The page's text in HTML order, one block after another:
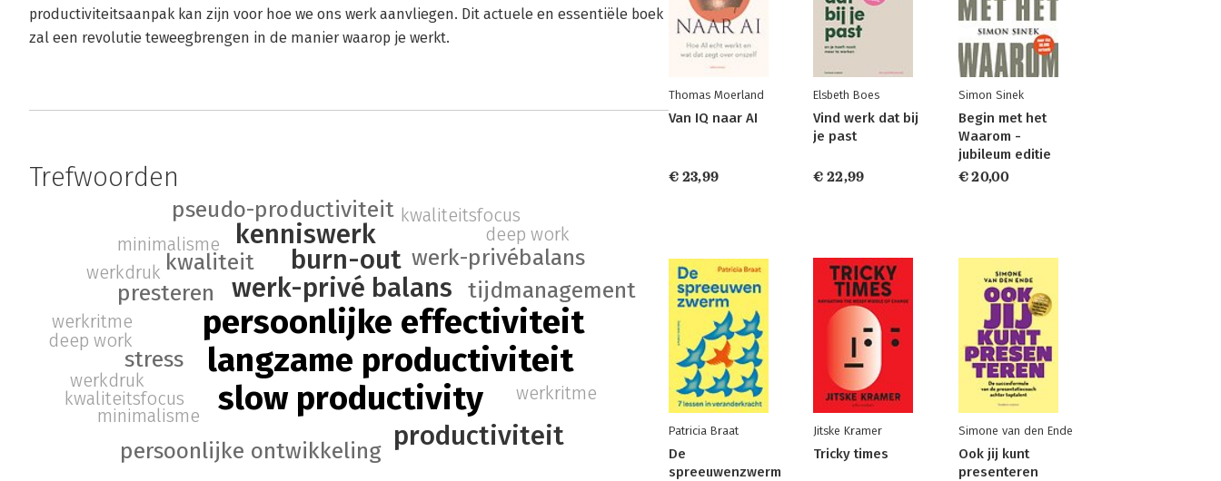
productiviteitsaanpak kan zijn voor hoe we ons werk aanvliegen. Dit actuele en essentiële boek
zal een revolutie teweegbrengen in de manier waarop je werkt.
Trefwoorden
persoonlijke effectiviteit
langzame productiviteit
slow productivity
werk-privé balans
burn-out
kenniswerk
productiviteit
persoonlijke ontwikkeling
stress
werk-privébalans
presteren
pseudo-productiviteit
kwaliteit
tijdmanagement
werkritme
minimalisme
kwaliteitsfocus
werkdruk
deep work
werkritme
minimalisme
kwaliteitsfocus
werkdruk
deep work
Thomas Moerland
Van IQ naar AI
€ 23,99
Elsbeth Boes
Vind werk dat bij
je past
€ 22,99
Simon Sinek
Begin met het
Waarom -
jubileum editie
€ 20,00
Patricia Braat
De
spreeuwenzwerm
Jitske Kramer
Tricky times
Simone van den Ende
Ook jij kunt
presenteren